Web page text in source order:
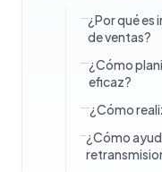
¿Por qué es
de ventas?
¿Cómo
eficaz?
¿Cómo
¿Cómo